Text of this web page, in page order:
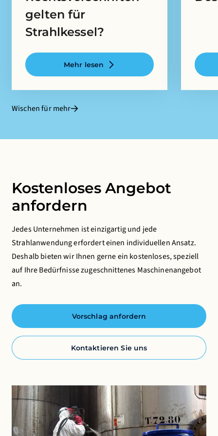
gelten für
Strahlkessel?
Mehr lesen
Wischen für mehr
Kostenloses Angebot
anfordern
Jedes Unternehmen ist einzigartig und jede
Strahlanwendung erfordert einen individuellen Ansatz.
Deshalb bieten wir Ihnen gerne ein kostenloses, speziell
auf Ihre Bedürfnisse zugeschnittenes Maschinenangebot
an.
Vorschlag anfordern
Kontaktieren Sie uns